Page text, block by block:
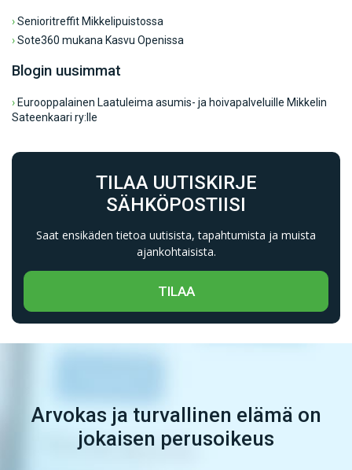
›Senioritreffit Mikkelipuistossa
›Sote360 mukana Kasvu Openissa
Blogin uusimmat
›Eurooppalainen Laatuleima asumis- ja hoivapalveluille Mikkelin
Sateenkaari ry:lle
TILAA UUTISKIRJE
SÄHKÖPOSTIISI
Saat ensikäden tietoa uutisista, tapahtumista ja muista
ajankohtaisista.
TILAA
Arvokas ja turvallinen elämä on
jokaisen perusoikeus